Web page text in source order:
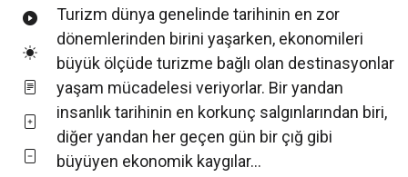
Turizm dünya genelinde tarihinin en zor
dönemlerinden birini yaşarken, ekonomileri
büyük ölçüde turizme bağlı olan destinasyonlar
yaşam mücadelesi veriyorlar. Bir yandan
insanlık tarihinin en korkunç salgınlarından biri,
diğer yandan her geçen gün bir çığ gibi
büyüyen ekonomik kaygılar...